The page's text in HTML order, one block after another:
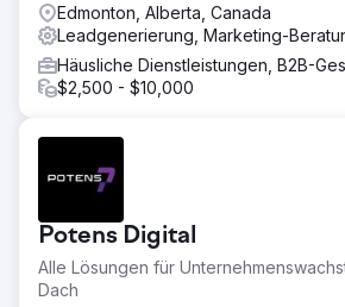
Edmonton, Alberta, Canada
Leadgenerierung, Marketing-
Häusliche Dienstleistungen, B2B-
$2,500 - $10,000
Potens Digital
Alle Lösungen für
Dach